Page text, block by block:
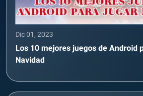
Dic 01, 2023
Los 10 mejores juegos de Android
Navidad